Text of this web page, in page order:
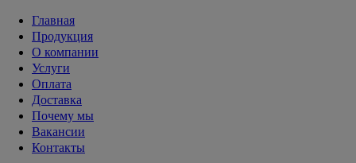
Главная
Продукция
О компании
Услуги
Оплата
Доставка
Почему мы
Вакансии
Контакты